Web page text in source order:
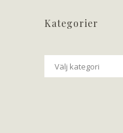
Kategorier
Kategorier